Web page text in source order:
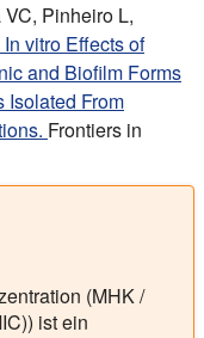
Pinheiro L,
In vitro Effects of
and Biofilm Forms
Isolated From
Frontiers in
(MHK /
ist ein